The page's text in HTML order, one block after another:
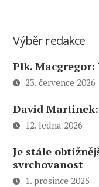
Výběr redakce
Plk.
23. července 2026
David
12. ledna 2026
Je stále
svrchovanost
1. prosince 2025